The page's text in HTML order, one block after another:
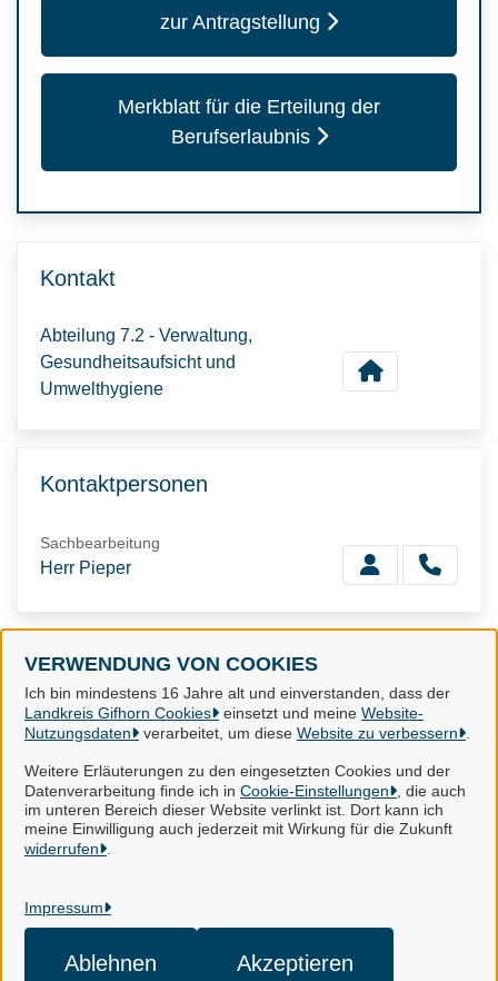
VERWENDUNG VON COOKIES
Ich bin mindestens 16 Jahre alt und einverstanden, dass der
Landkreis Gifhorn Cookies
einsetzt und meine Website-
Nutzungsdaten
verarbeitet, um diese Website zu verbessern
Weitere Erläuterungen zu den eingesetzten Cookies und der
Datenverarbeitung finde ich in Cookie-Einstellungen
, die auch
im unteren Bereich dieser Website verlinkt ist. Dort kann ich
meine Einwilligung auch jederzeit mit Wirkung für die Zukunft
widerrufen
Impressum
Ablehnen Akzeptieren
zur Antragstellung
Merkblatt für die Erteilung der
Berufserlaubnis
Kontakt
Abteilung 7.2 - Verwaltung,
Gesundheitsaufsicht und
Umwelthygiene
Kontaktpersonen
Sachbearbeitung
Herr Pieper
Landkreis Gifhorn
Alle Rechte vorbehalten
Impressum
Kontakt
Cookie-Einstellungen